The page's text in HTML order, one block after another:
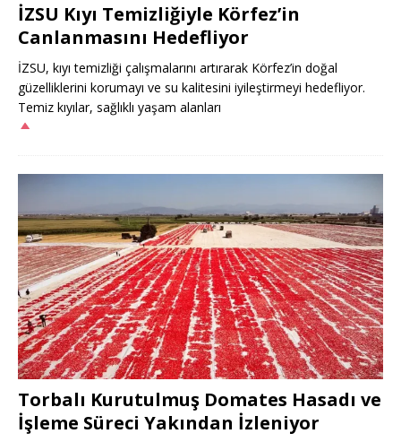
İZSU Kıyı Temizliğiyle Körfez’in
Canlanmasını Hedefliyor
İZSU, kıyı temizliği çalışmalarını artırarak Körfez’in doğal
güzelliklerini korumayı ve su kalitesini iyileştirmeyi hedefliyor.
Temiz kıyılar, sağlıklı yaşam alanları
Torbalı Kurutulmuş Domates Hasadı ve
İşleme Süreci Yakından İzleniyor